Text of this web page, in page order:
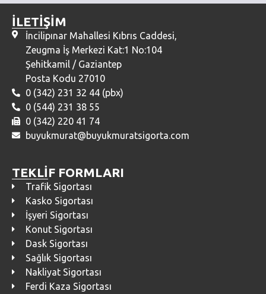
İLETİŞİM
İncilipınar Mahallesi Kıbrıs Caddesi,
Zeugma İş Merkezi Kat:1 No:104
Şehitkamil / Gaziantep
Posta Kodu 27010
0 (342) 231 32 44 (pbx)
0 (544) 231 38 55
0 (342) 220 41 74
buyukmurat@buyukmuratsigorta.com
TEKLİF FORMLARI
Trafik Sigortası
Kasko Sigortası
İşyeri Sigortası
Konut Sigortası
Dask Sigortası
Sağlık Sigortası
Nakliyat Sigortası
Ferdi Kaza Sigortası